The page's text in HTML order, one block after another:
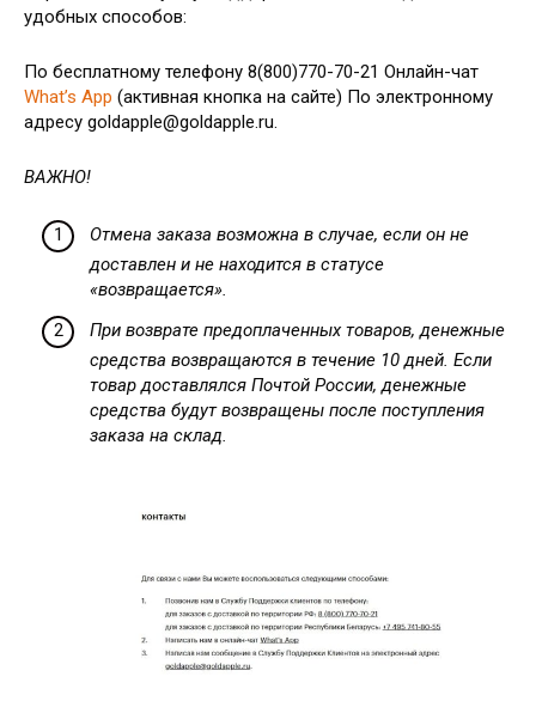
удобных способов:
По бесплатному телефону 8(800)770-70-21 Онлайн-чат
What’s App (активная кнопка на сайте) По электронному
адресу goldapple@goldapple.ru.
ВАЖНО!
Отмена заказа возможна в случае, если он не
доставлен и не находится в статусе
«возвращается».
При возврате предоплаченных товаров, денежные
средства возвращаются в течение 10 дней. Если
товар доставлялся Почтой России, денежные
средства будут возвращены после поступления
заказа на склад.